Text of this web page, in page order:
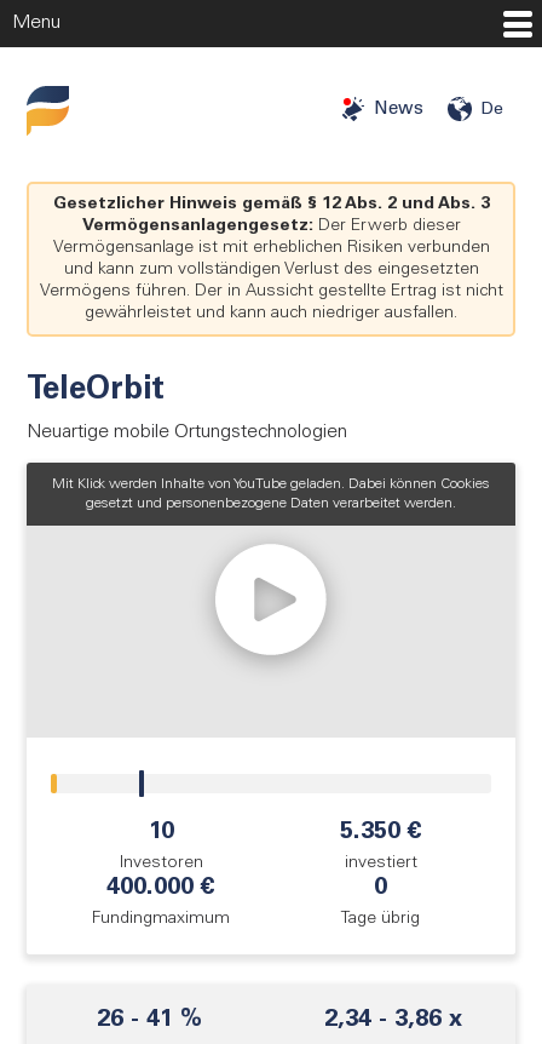
Menu
Investitionschancen
Investoren
Angels
Über uns
Blog
Presse
De
News
Gesetzlicher Hinweis gemäß § 12 Abs. 2 und Abs. 3
Vermögensanlagengesetz:Der Erwerb dieser
Vermögensanlage ist mit erheblichen Risiken verbunden
und kann zum vollständigen Verlust des eingesetzten
Vermögens führen. Der in Aussicht gestellte Ertrag ist nicht
gewährleistet und kann auch niedriger ausfallen.
TeleOrbit
Neuartige mobile Ortungstechnologien
Mit Klick werden Inhalte von YouTube geladen. Dabei können Cookies
gesetzt und personenbezogene Daten verarbeitet werden.
10
Investoren
5.350 €
investiert
400.000 €
Fundingmaximum
0
Tage übrig
26 - 41 % 2,34 - 3,86 x